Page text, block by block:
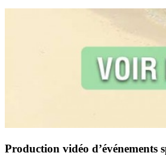
Production vidéo d’événements